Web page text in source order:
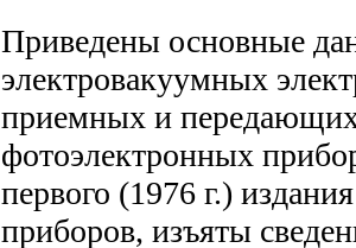
Приведены основные
электровакуумных
приемных и
фотоэлектронных
первого (1976 г.)
приборов, изъяты